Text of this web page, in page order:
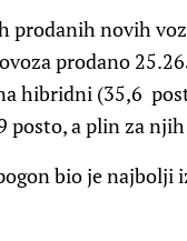
prodanih novih
prodano
hibridni (35,6
posto, a plin za
bio je najbolji